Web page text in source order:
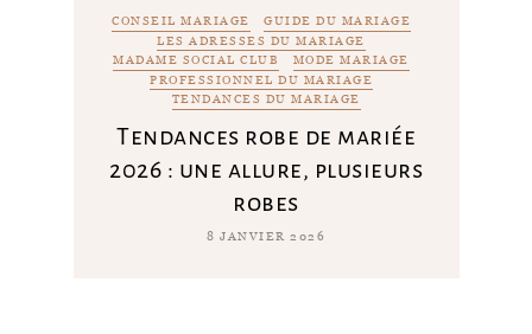
CONSEIL MARIAGE
GUIDE DU MARIAGE
LES ADRESSES DU MARIAGE
MADAME SOCIAL CLUB
MODE MARIAGE
PROFESSIONNEL DU MARIAGE
TENDANCES DU MARIAGE
Tendances robe de mariée
2026 : une allure, plusieurs
robes
8 JANVIER 2026